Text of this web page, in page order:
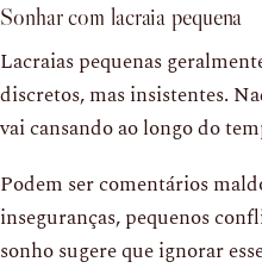
Sonhar com lacraia pequena
Lacraias pequenas
discretos, mas insistentes.
vai cansando ao longo do
Podem ser comentários
inseguranças, pequenos
sonho sugere que ignorar